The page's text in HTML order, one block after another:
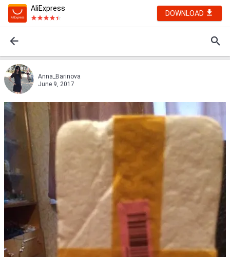
AliExpress
DOWNLOAD
Anna_Barinova
June 9, 2017